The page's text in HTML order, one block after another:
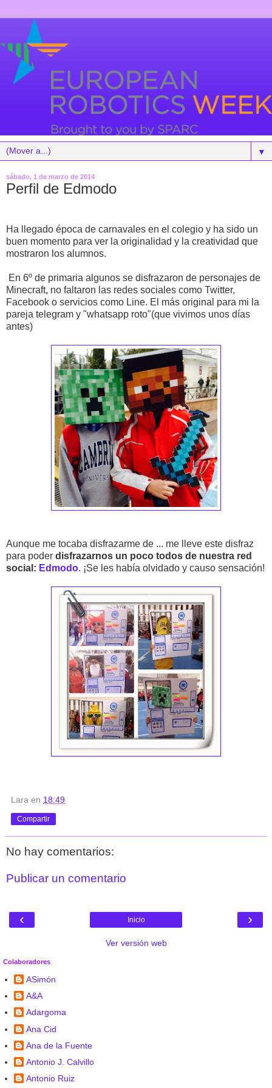
▼
sábado, 1 de marzo de 2014
Perfil de Edmodo
Ha llegado época de carnavales en el colegio y ha sido un
buen momento para ver la originalidad y la creatividad que
mostraron los alumnos.
En 6º de primaria algunos se disfrazaron de personajes de
Minecraft, no faltaron las redes sociales como Twitter,
Facebook o servicios como Line. El más original para mi la
pareja telegram y "whatsapp roto"(que vivimos unos días
antes)
Aunque me tocaba disfrazarme de ... me lleve este disfraz
para poder disfrazarnos un poco todos de nuestra red
social: Edmodo. ¡Se les había olvidado y causo sensación!
Lara en 18:49
Compartir
No hay comentarios:
Publicar un comentario
‹ ›
Inicio
Ver versión web
Colaboradores
ASimón
A&A
Adargoma
Ana Cid
Ana de la Fuente
Antonio J. Calvillo
Antonio Ruiz